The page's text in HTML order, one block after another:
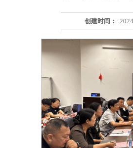
创建时间：